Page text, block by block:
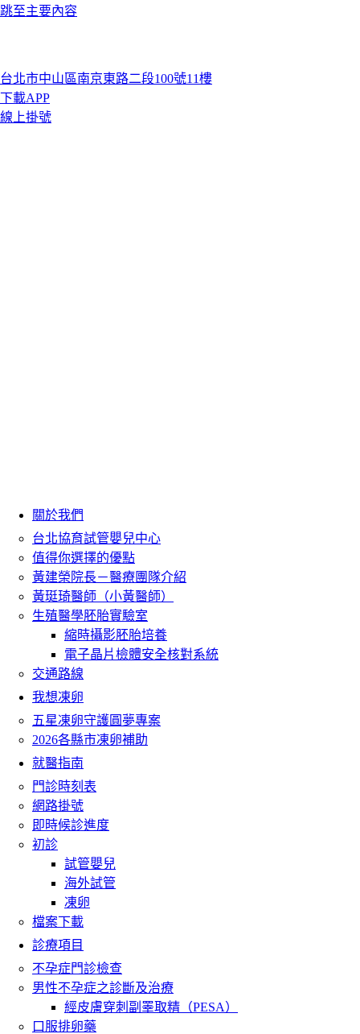
跳至主要內容
台北市中山區南京東路二段100號11樓
下載APP
線上掛號
關於我們
台北協育試管嬰兒中心
值得你選擇的優點
黃建榮院長－醫療團隊介紹
黃珽琦醫師（小黃醫師）
生殖醫學胚胎實驗室
縮時攝影胚胎培養
電子晶片檢體安全核對系統
交通路線
我想凍卵
五星凍卵守護圓夢專案
2026各縣市凍卵補助
就醫指南
門診時刻表
網路掛號
即時候診進度
初診
試管嬰兒
海外試管
凍卵
檔案下載
診療項目
不孕症門診檢查
男性不孕症之診斷及治療
經皮膚穿刺副睪取精（PESA）
口服排卵藥